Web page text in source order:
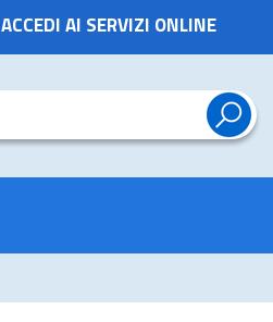
ACCEDI AI SERVIZI ONLINE